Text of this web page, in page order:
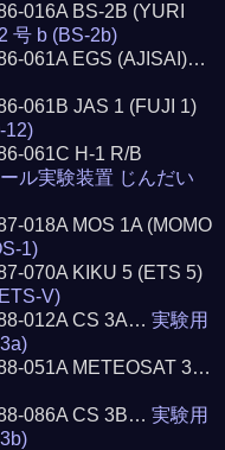
016A BS-2B (YURI
号 b (BS-2b)
061A EGS (AJISAI)…
061B JAS 1 (FUJI 1)
12)
061C H-1 R/B
ル実験装置 じんだい
018A MOS 1A (MOMO
1)
070A KIKU 5 (ETS 5)
V)
012A CS 3A…実験用
051A METEOSAT 3…
086A CS 3B…実験用